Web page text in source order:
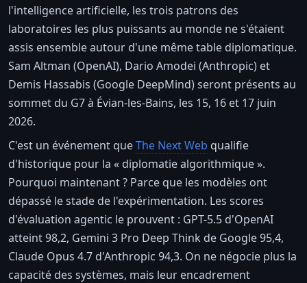
l'intelligence artificielle, les trois patrons des
laboratoires les plus puissants au monde ne s'étaient
assis ensemble autour d'une même table diplomatique.
Sam Altman (OpenAI), Dario Amodei (Anthropic) et
Demis Hassabis (Google DeepMind) seront présents au
sommet du G7 à Évian-les-Bains, les 15, 16 et 17 juin
2026.
C'est un événement queThe Next Web qualifie
d'historique pour la « diplomatie algorithmique ».
Pourquoi maintenant ? Parce que les modèles ont
dépassé le stade de l'expérimentation. Les scores
d'évaluation agentic le prouvent : GPT-5.5 d'OpenAI
atteint 98,2, Gemini 3 Pro Deep Think de Google 95,4,
Claude Opus 4.7 d'Anthropic 94,3. On ne négocie plus la
capacité des systèmes, mais leur encadrement